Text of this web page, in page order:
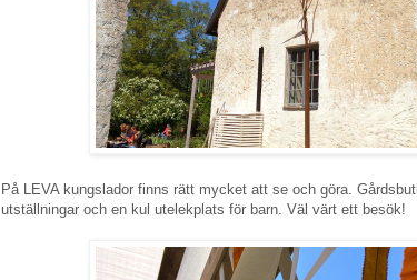
På LEVA kungslador finns rätt mycket att se och göra.
utställningar och en kul utelekplats för barn. Väl värt ett besök!